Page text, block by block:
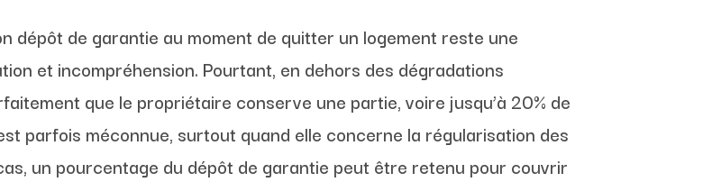
dépôt de garantie au moment de quitter un logement reste une
et incompréhension. Pourtant, en dehors des dégradations
que le propriétaire conserve une partie, voire jusqu’à 20% de
parfois méconnue, surtout quand elle concerne la régularisation des
un pourcentage du dépôt de garantie peut être retenu pour couvrir